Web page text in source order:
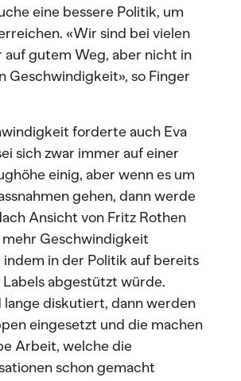
eine bessere Politik, um
«Wir sind bei vielen
auf gutem Weg, aber nicht in
Geschwindigkeit», so Finger
forderte auch Eva
sich zwar immer auf einer
einig, aber wenn es um
gehen, dann werde
Ansicht von Fritz Rothen
Geschwindigkeit
in der Politik auf bereits
abgestützt würde.
lange diskutiert, dann werden
eingesetzt und die machen
Arbeit, welche die
schon gemacht